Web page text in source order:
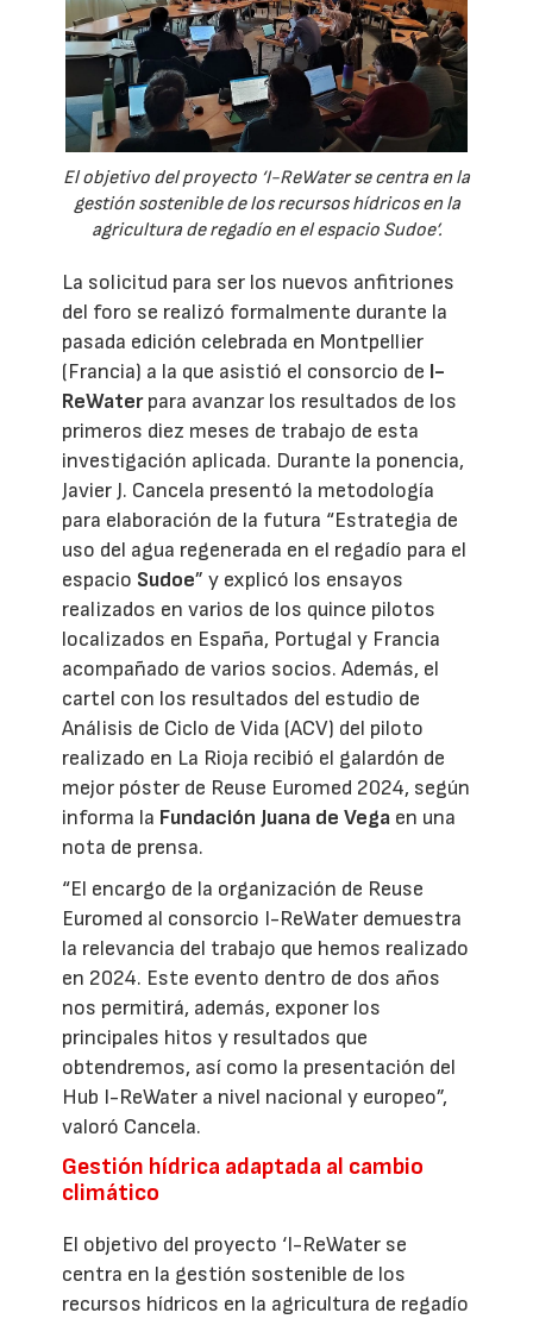
El objetivo del proyecto ‘I-ReWater se centra en la
gestión sostenible de los recursos hídricos en la
agricultura de regadío en el espacio Sudoe’.
La solicitud para ser los nuevos anfitriones
del foro se realizó formalmente durante la
pasada edición celebrada en Montpellier
(Francia) a la que asistió el consorcio de I-
ReWaterpara avanzar los resultados de los
primeros diez meses de trabajo de esta
investigación aplicada. Durante la ponencia,
Javier J. Cancela presentó la metodología
para elaboración de la futura “Estrategia de
uso del agua regenerada en el regadío para el
espacio Sudoe” y explicó los ensayos
realizados en varios de los quince pilotos
localizados en España, Portugal y Francia
acompañado de varios socios. Además, el
cartel con los resultados del estudio de
Análisis de Ciclo de Vida (ACV) del piloto
realizado en La Rioja recibió el galardón de
mejor póster de Reuse Euromed 2024, según
informa la Fundación Juana de Vega en una
nota de prensa.
“El encargo de la organización de Reuse
Euromed al consorcio I-ReWater demuestra
la relevancia del trabajo que hemos realizado
en 2024. Este evento dentro de dos años
nos permitirá, además, exponer los
principales hitos y resultados que
obtendremos, así como la presentación del
Hub I-ReWater a nivel nacional y europeo”,
valoró Cancela.
Gestión hídrica adaptada al cambio
climático
El objetivo del proyecto ‘I-ReWater se
centra en la gestión sostenible de los
recursos hídricos en la agricultura de regadío